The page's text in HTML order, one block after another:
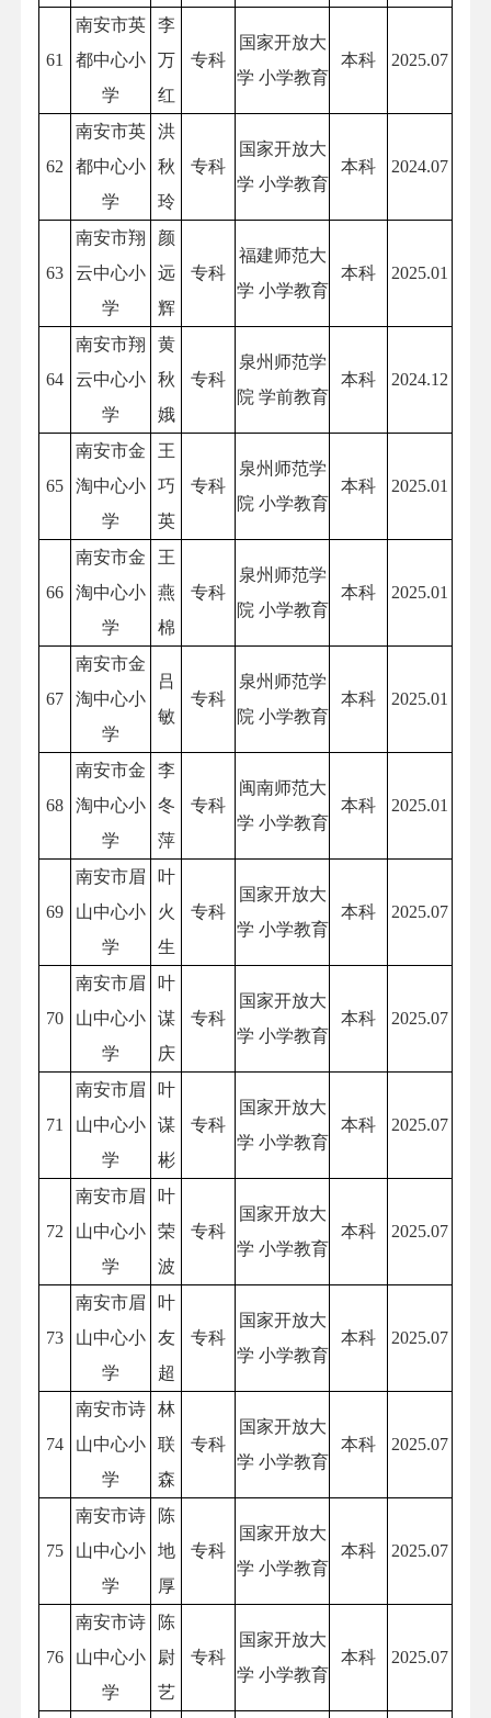
61
南安市英
都中心小
学
李
万
红
专科
国家开放大
学 小学教育
本科 2025.07
62
南安市英
都中心小
学
洪
秋
玲
专科
国家开放大
学 小学教育
本科 2024.07
63
南安市翔
云中心小
学
颜
远
辉
专科
福建师范大
学 小学教育
本科 2025.01
64
南安市翔
云中心小
学
黄
秋
娥
专科
泉州师范学
院 学前教育
本科 2024.12
65
南安市金
淘中心小
学
王
巧
英
专科
泉州师范学
院 小学教育
本科 2025.01
66
南安市金
淘中心小
学
王
燕
棉
专科
泉州师范学
院 小学教育
本科 2025.01
67
南安市金
淘中心小
学
吕
敏
专科
泉州师范学
院 小学教育
本科 2025.01
68
南安市金
淘中心小
学
李
冬
萍
专科
闽南师范大
学 小学教育
本科 2025.01
69
南安市眉
山中心小
学
叶
火
生
专科
国家开放大
学 小学教育
本科 2025.07
70
南安市眉
山中心小
学
叶
谋
庆
专科
国家开放大
学 小学教育
本科 2025.07
71
南安市眉
山中心小
学
叶
谋
彬
专科
国家开放大
学 小学教育
本科 2025.07
72
南安市眉
山中心小
学
叶
荣
波
专科
国家开放大
学 小学教育
本科 2025.07
73
南安市眉
山中心小
学
叶
友
超
专科
国家开放大
学 小学教育
本科 2025.07
74
南安市诗
山中心小
学
林
联
森
专科
国家开放大
学 小学教育
本科 2025.07
75
南安市诗
山中心小
学
陈
地
厚
专科
国家开放大
学 小学教育
本科 2025.07
76
南安市诗
山中心小
学
陈
尉
艺
专科
国家开放大
学 小学教育
本科 2025.07